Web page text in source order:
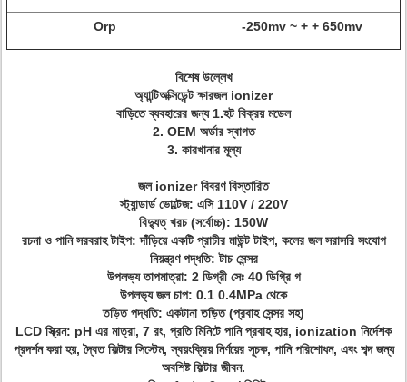
Orp -250mv ~ + + 650mv
বিশেষ উল্লেখ
অ্যান্টিঅক্সিডেন্ট ক্ষারজল ionizer
বাড়িতে ব্যবহারের জন্য 1.হট বিক্রয় মডেল
2. OEM অর্ডার স্বাগত
3. কারখানার মূল্য
জল ionizer বিবরণ বিস্তারিত
স্ট্যান্ডার্ড ভোল্টেজ: এসি 110V / 220V
বিদ্যুত্ খরচ (সর্বোচ্চ): 150W
রচনা ও পানি সরবরাহ টাইপ: দাঁড়িয়ে একটি প্রাচীর মাউন্ট টাইপ, কলের জল সরাসরি সংযোগ
নিয়ন্ত্রণ পদ্ধতি: টাচ সেন্সর
উপলভ্য তাপমাত্রা: 2 ডিগ্রী সেঃ 40 ডিগ্রি গ
উপলভ্য জল চাপ: 0.1 0.4MPa থেকে
তড়িত পদ্ধতি: একটানা তড়িত (প্রবাহ সেন্সর সহ)
LCD স্ক্রিন: pH এর মাত্রা, 7 রং, প্রতি মিনিটে পানি প্রবাহ হার, ionization নির্দেশক
প্রদর্শন করা হয়, দ্বৈত ফিল্টার সিস্টেম, স্বয়ংক্রিয় নির্ণয়ের সূচক, পানি পরিশোধন, এবং শব্দ জন্য
অবশিষ্ট ফিল্টার জীবন.